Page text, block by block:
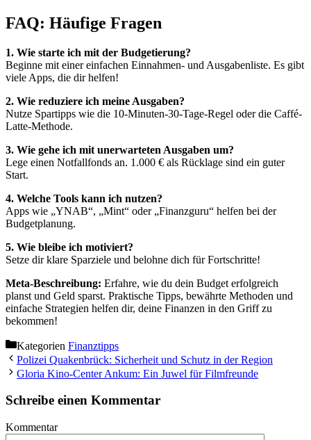
FAQ: Häufige Fragen
1. Wie starte ich mit der Budgetierung?
Beginne mit einer einfachen Einnahmen- und Ausgabenliste. Es gibt
viele Apps, die dir helfen!
2. Wie reduziere ich meine Ausgaben?
Nutze Spartipps wie die 10-Minuten-30-Tage-Regel oder die Caffé-
Latte-Methode.
3. Wie gehe ich mit unerwarteten Ausgaben um?
Lege einen Notfallfonds an. 1.000 € als Rücklage sind ein guter
Start.
4. Welche Tools kann ich nutzen?
Apps wie „YNAB“, „Mint“ oder „Finanzguru“ helfen bei der
Budgetplanung.
5. Wie bleibe ich motiviert?
Setze dir klare Sparziele und belohne dich für Fortschritte!
Meta-Beschreibung: Erfahre, wie du dein Budget erfolgreich
planst und Geld sparst. Praktische Tipps, bewährte Methoden und
einfache Strategien helfen dir, deine Finanzen in den Griff zu
bekommen!
Kategorien Finanztipps
Polizei Quakenbrück: Sicherheit und Schutz in der Region
Gloria Kino-Center Ankum: Ein Juwel für Filmfreunde
Schreibe einen Kommentar
Kommentar